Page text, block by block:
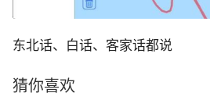
东北话、白话、客家话都说
猜你喜欢